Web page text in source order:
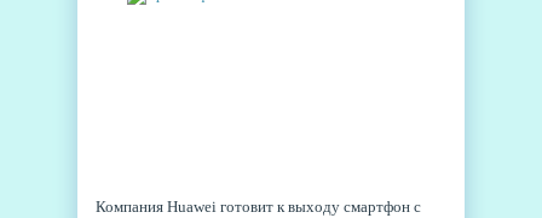
Компания Huawei готовит к выходу смартфон с